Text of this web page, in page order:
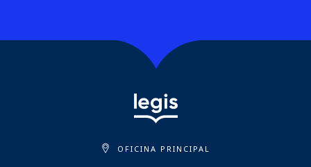
OFICINA PRINCIPAL